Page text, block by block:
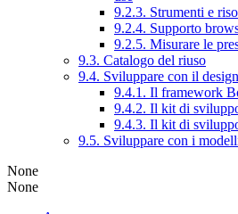
9.2.3. Strumenti e
9.2.4. Supporto
9.2.5. Misurare le
9.3. Catalogo del riuso
9.4. Sviluppare con il
9.4.1. Il framework
9.4.2. Il kit di
9.4.3. Il kit di
9.5. Sviluppare con i
None
None